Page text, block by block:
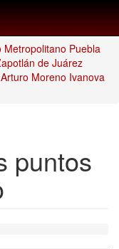
Metropolitano Puebla
de Juárez
Moreno Ivanova
puntos